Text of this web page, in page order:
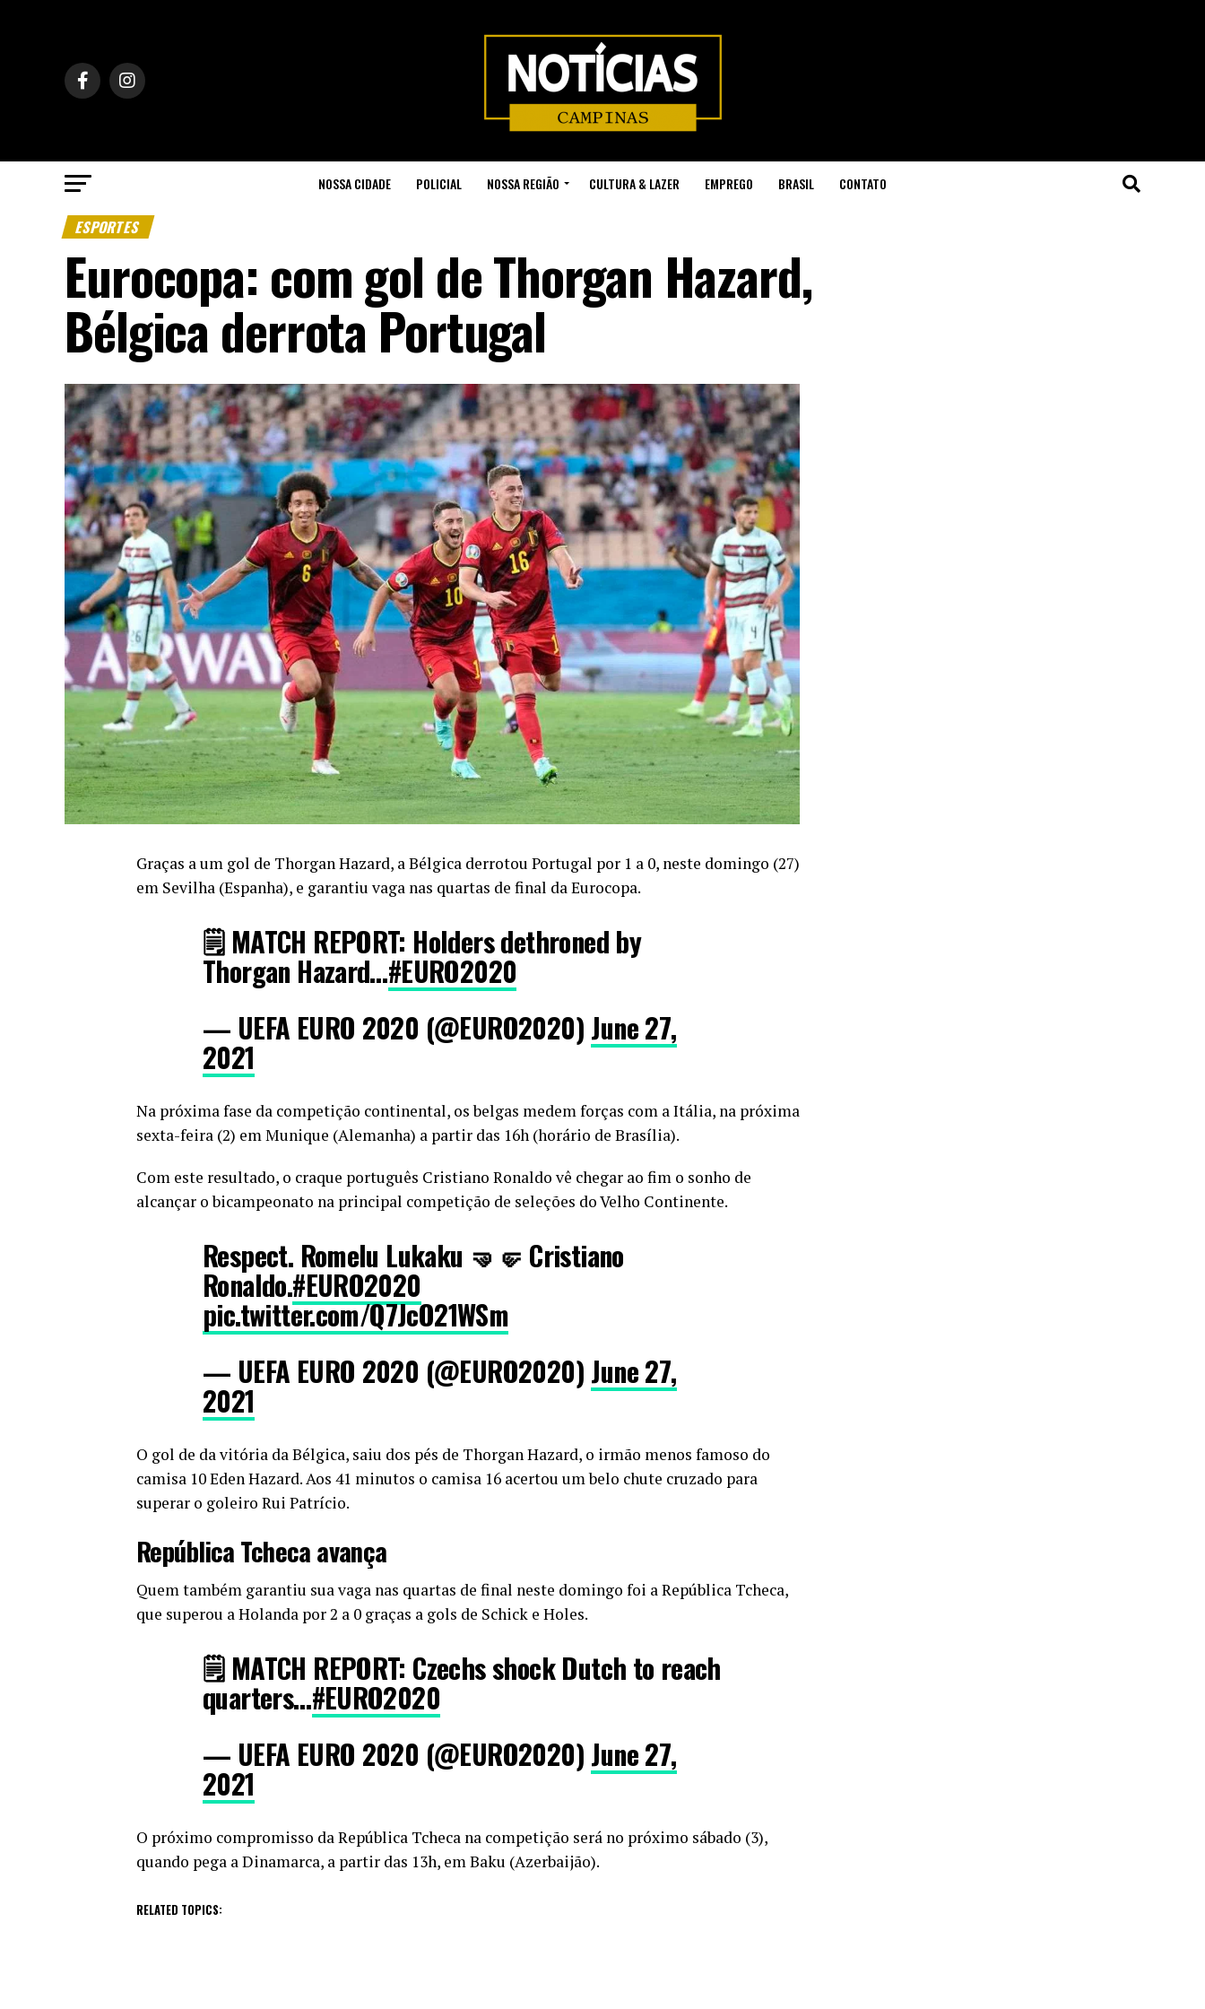
NOSSA CIDADE POLICIAL NOSSA REGIÃO CULTURA & LAZER EMPREGO BRASIL CONTATO
ESPORTES
Eurocopa: com gol de Thorgan Hazard,
Bélgica derrota Portugal
Graças a um gol de Thorgan Hazard, a Bélgica derrotou Portugal por 1 a 0, neste domingo (27)
em Sevilha (Espanha), e garantiu vaga nas quartas de final da Eurocopa.
🗒️ MATCH REPORT: Holders dethroned by
Thorgan Hazard…#EURO2020
— UEFA EURO 2020 (@EURO2020) June 27,
2021
Na próxima fase da competição continental, os belgas medem forças com a Itália, na próxima
sexta-feira (2) em Munique (Alemanha) a partir das 16h (horário de Brasília).
Com este resultado, o craque português Cristiano Ronaldo vê chegar ao fim o sonho de
alcançar o bicampeonato na principal competição de seleções do Velho Continente.
Respect. Romelu Lukaku 🤜🤛 Cristiano
Ronaldo.#EURO2020
pic.twitter.com/Q7JcO21WSm
— UEFA EURO 2020 (@EURO2020) June 27,
2021
O gol de da vitória da Bélgica, saiu dos pés de Thorgan Hazard, o irmão menos famoso do
camisa 10 Eden Hazard. Aos 41 minutos o camisa 16 acertou um belo chute cruzado para
superar o goleiro Rui Patrício.
República Tcheca avança
Quem também garantiu sua vaga nas quartas de final neste domingo foi a República Tcheca,
que superou a Holanda por 2 a 0 graças a gols de Schick e Holes.
🗒️ MATCH REPORT: Czechs shock Dutch to reach
quarters…#EURO2020
— UEFA EURO 2020 (@EURO2020) June 27,
2021
O próximo compromisso da República Tcheca na competição será no próximo sábado (3),
quando pega a Dinamarca, a partir das 13h, em Baku (Azerbaijão).
RELATED TOPICS: